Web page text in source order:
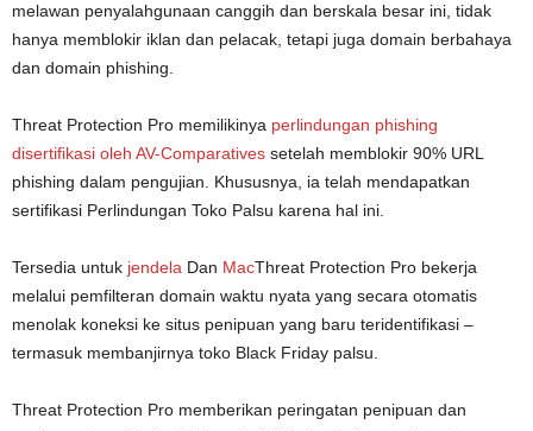
melawan penyalahgunaan canggih dan berskala besar ini, tidak
hanya memblokir iklan dan pelacak, tetapi juga domain berbahaya
dan domain phishing.
Threat Protection Pro memilikinya perlindungan phishing
disertifikasi oleh AV-Comparatives setelah memblokir 90% URL
phishing dalam pengujian. Khususnya, ia telah mendapatkan
sertifikasi Perlindungan Toko Palsu karena hal ini.
Tersedia untuk jendela Dan MacThreat Protection Pro bekerja
melalui pemfilteran domain waktu nyata yang secara otomatis
menolak koneksi ke situs penipuan yang baru teridentifikasi –
termasuk membanjirnya toko Black Friday palsu.
Threat Protection Pro memberikan peringatan penipuan dan